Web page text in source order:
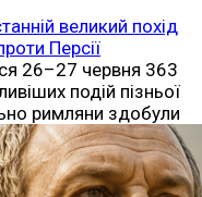
великий похід
Персії
26–27 червня 363
подій пізньої
римляни здобули